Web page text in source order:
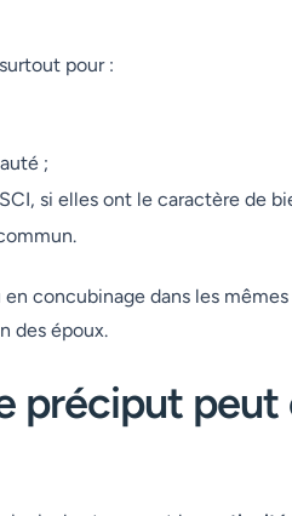
pour :
;
si elles ont le caractère de
en concubinage dans les
des époux.
préciput